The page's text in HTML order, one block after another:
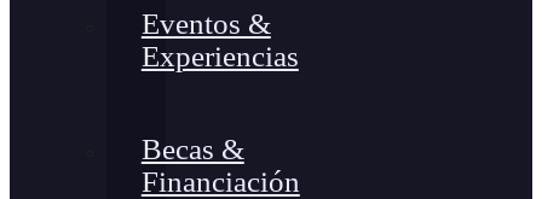
Eventos &
Experiencias
Becas &
Financiación